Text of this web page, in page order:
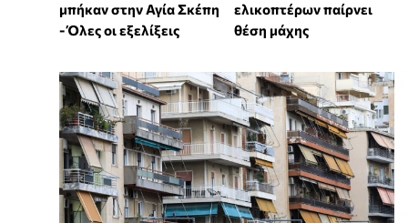
μπήκαν στην Αγία Σκέπη
- Όλες οι εξελίξεις
ελικοπτέρων παίρνει
θέση μάχης